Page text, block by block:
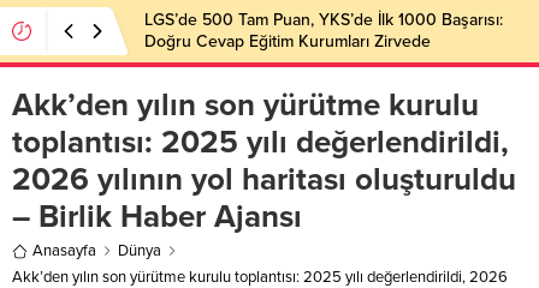
LGS’de 500 Tam Puan, YKS’de İlk 1000 Başarısı:
Doğru Cevap Eğitim Kurumları Zirvede
Akk’den yılın son yürütme kurulu
toplantısı: 2025 yılı değerlendirildi,
2026 yılının yol haritası oluşturuldu
– Birlik Haber Ajansı
Anasayfa
Dünya
Akk’den yılın son yürütme kurulu toplantısı: 2025 yılı değerlendirildi, 2026